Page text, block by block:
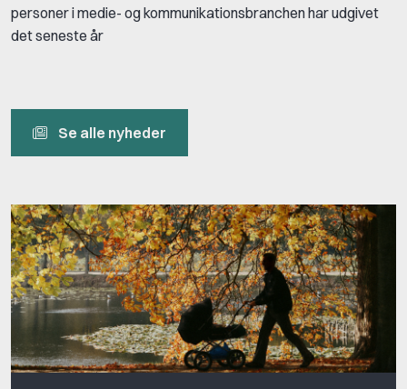
personer i medie- og kommunikationsbranchen har udgivet
det seneste år
Se alle nyheder